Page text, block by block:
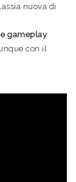
nuova di
gameplay
con il